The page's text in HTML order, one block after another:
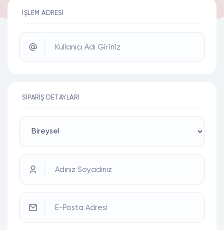
İŞLEM ADRESI
Kullanıcı Adı Giriniz
SIPARIŞ DETAYLARI
Adınız Soyadınız
E-Posta Adresi